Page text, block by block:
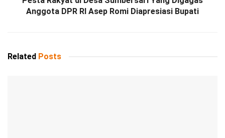
Anggota DPR RI Asep Romi Diapresiasi Bupati
Related Posts